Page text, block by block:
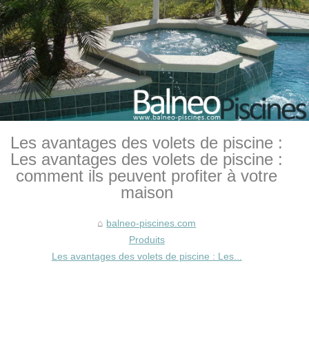
Les avantages des volets de piscine :
Les avantages des volets de piscine :
comment ils peuvent profiter à votre
maison
balneo-piscines.com
Produits
Les avantages des volets de piscine : Les...